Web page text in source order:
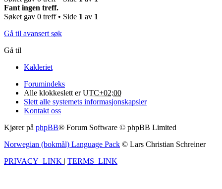
Fant ingen treff.
Søket gav 0 treff • Side 1 av 1
Gå til avansert søk
Gå til
Kakleriet
Forumindeks
Alle klokkeslett erUTC+02:00
Slett alle systemets informasjonskapsler
Kontakt oss
Kjører på phpBB® Forum Software © phpBB Limited
Norwegian (bokmål) Language Pack © Lars Christian Schreiner
PRIVACY_LINK | TERMS_LINK